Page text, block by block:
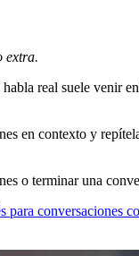
extra.
real suele venir
en contexto y
o terminar una
para conversaciones